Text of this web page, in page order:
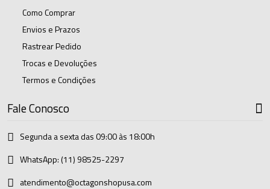
Como Comprar
Envios e Prazos
Rastrear Pedido
Trocas e Devoluções
Termos e Condições
Fale Conosco
Segunda a sexta das 09:00 às 18:00h
WhatsApp:(11) 98525-2297
atendimento@octagonshopusa.com